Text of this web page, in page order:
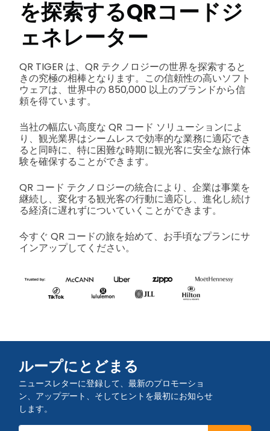
を探索するQRコードジ
ェネレーター
QR TIGER は、QR テクノロジーの世界を探索すると
きの究極の相棒となります。この信頼性の高いソフト
ウェアは、世界中の 850,000 以上のブランドから信
頼を得ています。
当社の幅広い高度な QR コード ソリューションによ
り、観光業界はシームレスで効率的な業務に適応でき
ると同時に、特に困難な時期に観光客に安全な旅行体
験を確保することができます。
QR コード テクノロジーの統合により、企業は事業を
継続し、変化する観光客の行動に適応し、進化し続け
る経済に遅れずについていくことができます。
今すぐ QR コードの旅を始めて、お手頃なプランにサ
インアップしてください。
ループにとどまる
ニュースレターに登録して、最新のプロモーショ
ン、アップデート、そしてヒントを最初にお知らせ
します。